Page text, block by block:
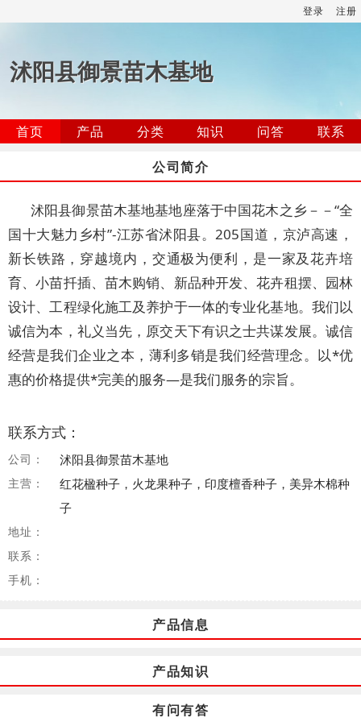
登录 注册
沭阳县御景苗木基地
首页 产品 分类 知识 问答
联系
公司简介
沭阳县御景苗木基地基地座落于中国花木之乡－－“全
国十大魅力乡村”-江苏省沭阳县。205国道，京泸高速，
新长铁路，穿越境内，交通极为便利，是一家及花卉培
育、小苗扦插、苗木购销、新品种开发、花卉租摆、园林
设计、工程绿化施工及养护于一体的专业化基地。我们以
诚信为本，礼义当先，原交天下有识之士共谋发展。诚信
经营是我们企业之本，薄利多销是我们经营理念。以*优
惠的价格提供*完美的服务—是我们服务的宗旨。
联系方式：
公司： 沭阳县御景苗木基地
主营：
红花楹种子，火龙果种子，印度檀香种子，美异木棉种
子
地址：
联系：
手机：
产品信息
产品知识
有问有答